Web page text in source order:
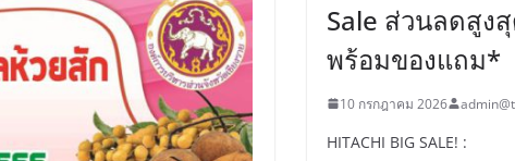
Sale ส่วนลดสูง
พร้อมของแถม*
10 กรกฎาคม 2026
HITACHI BIG SALE! :